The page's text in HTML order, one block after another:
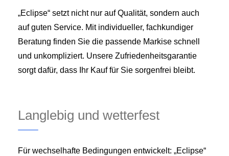
„Eclipse“ setzt nicht nur auf Qualität, sondern auch
auf guten Service. Mit individueller, fachkundiger
Beratung finden Sie die passende Markise schnell
und unkompliziert. Unsere Zufriedenheitsgarantie
sorgt dafür, dass Ihr Kauf für Sie sorgenfrei bleibt.
Langlebig und wetterfest
Für wechselhafte Bedingungen entwickelt: „Eclipse“